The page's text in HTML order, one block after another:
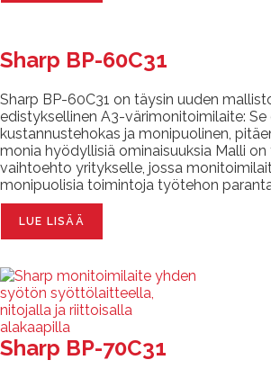
Sharp BP-60C31
Sharp BP-60C31 on täysin uuden
edistyksellinen A3-värimonitoimilaite: Se
kustannustehokas ja monipuolinen,
monia hyödyllisiä ominaisuuksia Malli
vaihtoehto yritykselle, jossa
monipuolisia toimintoja työtehon
LUE LISÄÄ
Sharp BP-70C31